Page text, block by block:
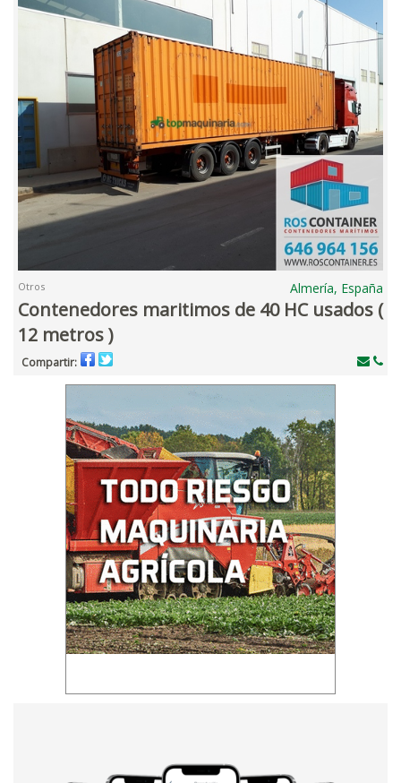
Otros Almería, España
Contenedores maritimos de 40 HC usados (
12 metros )
Compartir: